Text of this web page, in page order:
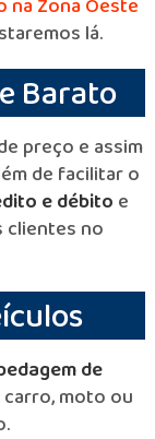
lá.
Barato
preço e assim
de facilitar o
e débito e
clientes no
de
moto ou